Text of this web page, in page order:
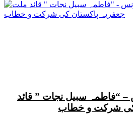
– “فاطمہ سبیل نجات ” قائد
کی شرکت و خطاب